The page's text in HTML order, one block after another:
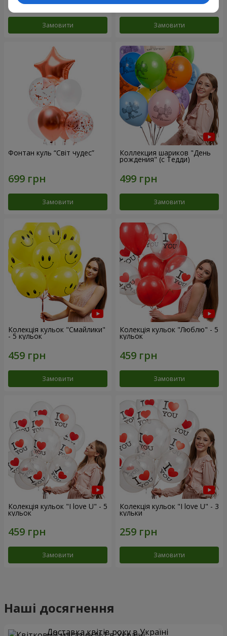
Замовити Замовити
Фонтан куль “Світ чудес”
Замовити
Коллекция шариков "День
рождения" (с Тедди)
Замовити
Колекція кульок "Смайлики"
- 5 кульок
Замовити
Колекція кульок "Люблю" - 5
кульок
Замовити
Колекція кульок "I love U" - 5
кульок
Замовити
Колекція кульок "I love U" - 3
кульки
Замовити
Наші досягнення
Доставка квітів року в Україні